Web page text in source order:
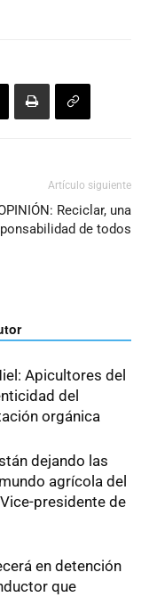
Artículo siguiente
Reciclar, una
de todos
Apicultores del
del
orgánica
dejando las
agrícola del
presidente de
en detención
que